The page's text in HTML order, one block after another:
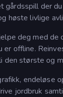
gårdsspill der
høste livlige
deg med de
er offline.
den største og
endeløse
jordbruk